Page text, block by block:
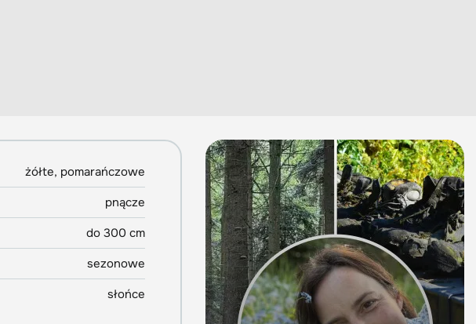
żółte, pomarańczowe
pnącze
do 300 cm
sezonowe
słońce